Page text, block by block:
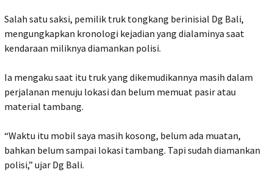
‎Salah satu saksi, pemilik truk tongkang berinisial Dg Bali,
mengungkapkan kronologi kejadian yang dialaminya saat
kendaraan miliknya diamankan polisi.
‎Ia mengaku saat itu truk yang dikemudikannya masih dalam
perjalanan menuju lokasi dan belum memuat pasir atau
material tambang.
‎“Waktu itu mobil saya masih kosong, belum ada muatan,
bahkan belum sampai lokasi tambang. Tapi sudah diamankan
polisi,” ujar Dg Bali.